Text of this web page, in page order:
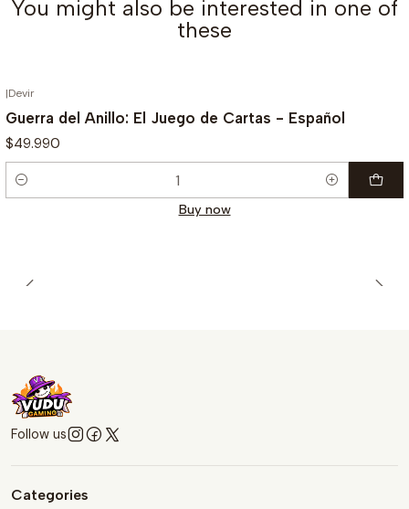
You might also be interested in one of
these
|Devir
Guerra del Anillo: El Juego de Cartas - Español
$49.990
Quantity
Buy now
Follow us
Categories